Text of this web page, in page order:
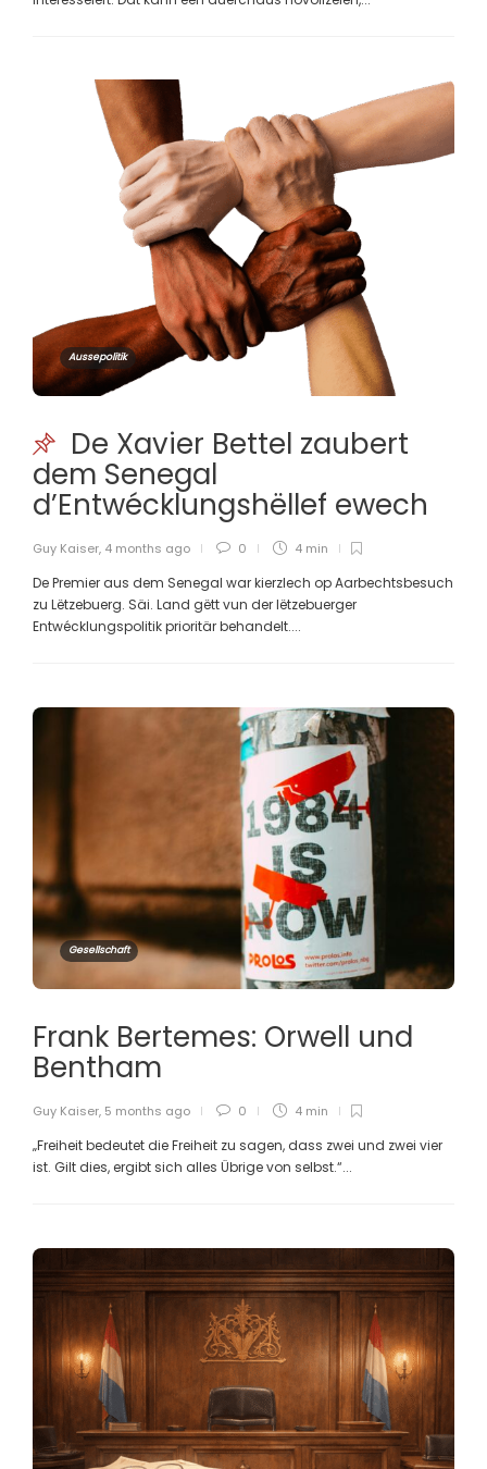
Aussepolitik
De Xavier Bettel zaubert
dem Senegal
d’Entwécklungshëllef ewech
Guy Kaiser, 4 months ago 0 4 min
De Premier aus dem Senegal war kierzlech op Aarbechtsbesuch
zu Lëtzebuerg. Säi. Land gëtt vun der lëtzebuerger
Entwécklungspolitik prioritär behandelt....
Gesellschaft
Frank Bertemes: Orwell und
Bentham
Guy Kaiser, 5 months ago 0 4 min
„Freiheit bedeutet die Freiheit zu sagen, dass zwei und zwei vier
ist. Gilt dies, ergibt sich alles Übrige von selbst.“...